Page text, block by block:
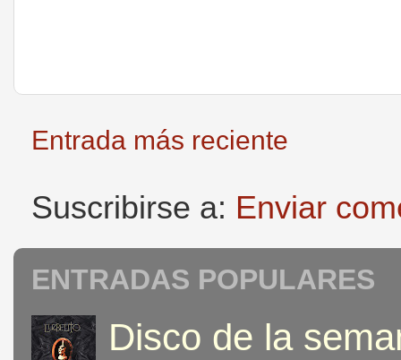
Entrada más reciente
Suscribirse a: Enviar
ENTRADAS POPULARES
Disco de la